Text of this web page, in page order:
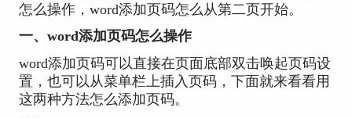
怎么操作，word添加页码怎么从第二页开始。
一、word添加页码怎么操作
word添加页码可以直接在页面底部双击唤起页码设
置，也可以从菜单栏上插入页码，下面就来看看用
这两种方法怎么添加页码。